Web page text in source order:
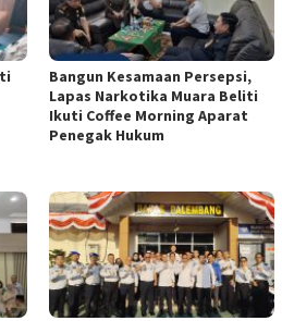
Bangun Kesamaan Persepsi,
Lapas Narkotika Muara Beliti
Ikuti Coffee Morning Aparat
Penegak Hukum